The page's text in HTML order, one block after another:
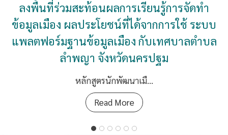
รู้การจัดทำข้อมูลเมือง และสะท้อนผลประโยชน์
ที่ได้จากการใช้ ระบบแพลตฟอร์มฐานข้อมูล
เมืองกับทต.หนองม่วง ทม.ตาคลี ทน.นครสวรรค์
ทต.ลาดยาว และทต.คลองลานพัฒนา
หลักสูตรนักพัฒนาเมื…
Read Moreห
ลั
ก